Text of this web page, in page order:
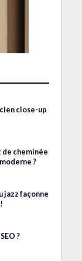
close-up
de cheminée
?
jazz façonne
?